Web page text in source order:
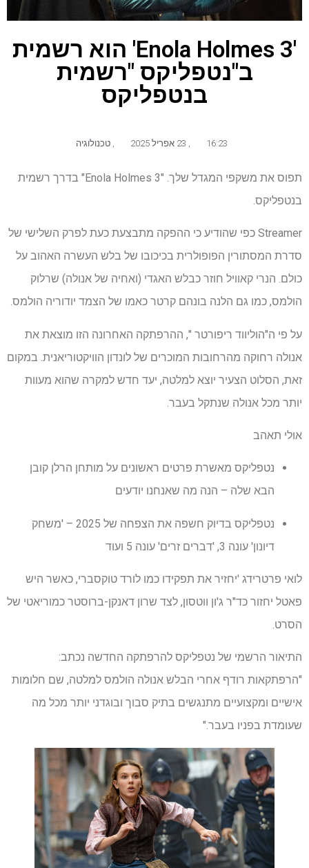
'Enola Holmes 3' הוא רשמית
ב"נטפליקס "רשמית
בנטפליקס
16:23 טכנולוגיה
תפוס את משקפי המגדל שלך. "Enola Holmes 3" בדרך רשמית
בנטפליקס.
Streamer כפי שהודיע ​​כי ההפקה מתבצעת כעת לפרק השלישי של
סדרת המסתורין הפופולרית בכיכובו של בלש העשרה האהוב על
כולם. הנרי קאוויל חוזר כבלש האגדי (ואחיה של אנולה) שרלוק
הולמס, כמו גם הלנה בונהם קרטר כאמו של הצמד יודוריה הולמס.
על פי ה"הוליווד ריפורטר ", ההרפתקה האחרונה הזו מוצאת את
אנולה רחוקה מהרחובות המוכרים של לונדון הוויקטוריאנית. במקום
זאת, הסלוט הצעיר יוצא למלטה, יעד חדש למקרה שהוא מעוות
יותר מכל אנולה שנתקל בעבר.
אולי תאהב
נטפליקס מאשרת פרטים ראשונים על מותחן הרלן קובן
הבא שלה – הנה מה שאנחנו יודעים
נטפליקס בדיוק חשפה את הצפחה של 2025 – 'משחק
דיונון' עונה 3, 'דברים זרים' עונה 5 ועוד
לואי פרטרידג 'יחזיר את תפקידו כמו לורד טוקסברי, כאשר היש
פאטל יחזור כד"ר ג'ון ווטסון, לצד שרון דאנקן-ברוסטר כמוריאטי של
הסרט.
התיאור הרשמי של נטפליקס להרפתקה החדשה נכתב:
"הרפתקאות רודף אחרי הבלש אנולה הולמס למלטה, שם חלומות
אישיים ומקצועיים מתנגשים בתיק סבוך ובוגדני יותר מכל מה
שעומדת בפניו בעבר."